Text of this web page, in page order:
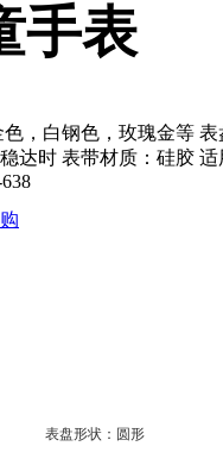
手表
色，白钢色，玫瑰金等
达时 表带材质：硅胶
表盘形状：圆形